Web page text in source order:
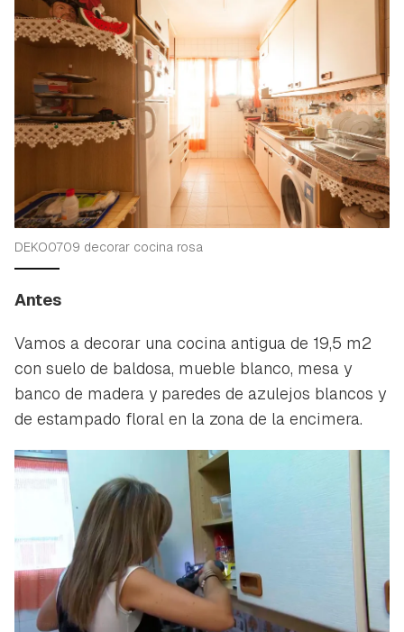
DEKO0709 decorar cocina rosa
Antes
Vamos a decorar una cocina antigua de 19,5 m2
con suelo de baldosa, mueble blanco, mesa y
banco de madera y paredes de azulejos blancos y
de estampado floral en la zona de la encimera.